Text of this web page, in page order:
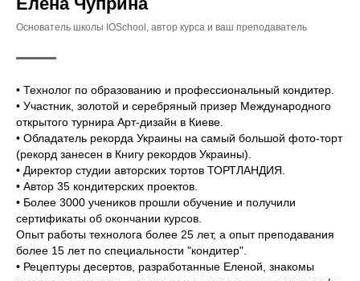
Основатель школы IOSchool, автор курса и ваш преподаватель
• Технолог по образованию и профессиональный кондитер.
• Участник, золотой и серебряный призер Международного
открытого турнира Арт-дизайн в Киеве.
• Обладатель рекорда Украины на самый большой фото-торт
(рекорд занесен в Книгу рекордов Украины).
• Директор студии авторских тортов ТОРТЛАНДИЯ.
• Автор 35 кондитерских проектов.
• Более 3000 учеников прошли обучение и получили
сертификаты об окончании курсов.
Опыт работы технолога более 25 лет, а опыт преподавания
более 15 лет по специальности "кондитер".
• Рецептуры десертов, разработанные Еленой, знакомы